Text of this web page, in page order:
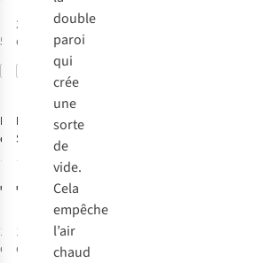
5
couleurs disponibles
Comparer
2
couleurs
disponibles
Comparer
Dopper
Dopper
carrier
22
€7,50
1
couleur
disponible
Dopper Gourde
Steel 800Ml
€27,50
1
couleur
disponible
double
paroi
qui
crée
une
sorte
de
vide.
Cela
empêche
l’air
chaud